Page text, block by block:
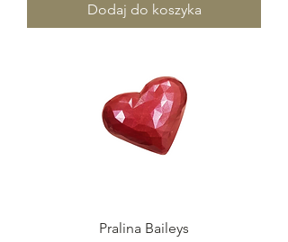
Dodaj do koszyka
Pralina Baileys